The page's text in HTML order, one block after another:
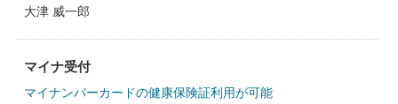
大津 威一郎
マイナ受付
マイナンバーカードの健康保険証利用が可能